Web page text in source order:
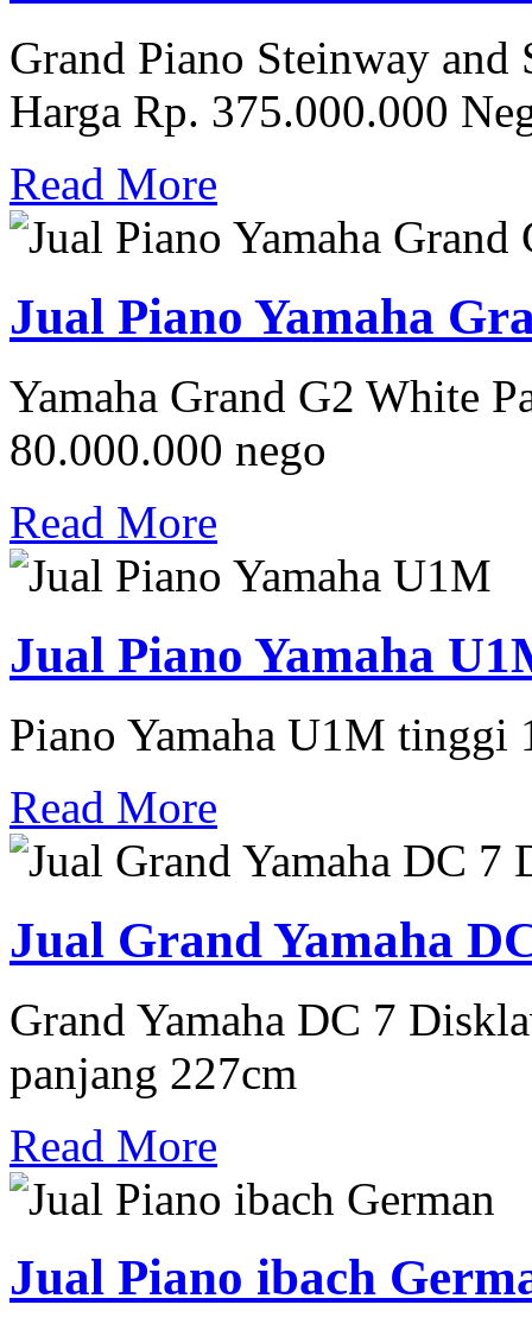
Grand Piano Steinway
Harga Rp. 375.000.000
Read More
Jual Piano Yamaha
Yamaha Grand G2 White
80.000.000 nego
Read More
Jual Piano Yamaha
Piano Yamaha U1M tinggi
Read More
Jual Grand Yamaha
Grand Yamaha DC 7
panjang 227cm
Read More
Jual Piano ibach